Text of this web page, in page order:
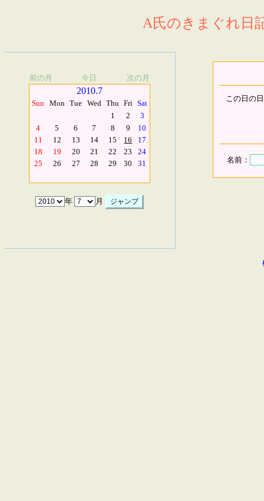
A氏のきまぐれ日
前の月 今日 次の月
2010.7
Sun Mon Tue Wed Thu Fri Sat
1
2
3
4
5 6 7 8 9
10
11
12 13 14 15 16
17
18
19 20 21 22 23
24
25
26 27 28 29 30 31
年 月
この日の
名前：